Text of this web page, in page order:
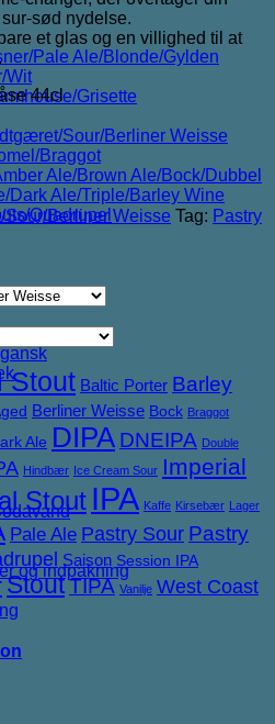
Pale Ale/Blonde/Gylden
Wit
Grisette
Sour/Berliner Weisse
Braggot
Ale/Brown Ale/Bock/Dubbel
Dark Ale/Triple/Barley Wine
Quadrupel
og indpakning
sød nydelse.
et glas og en villighed til at
44cl
Berliner Weisse Tag: Pastry
Stout Baltic Porter Barley
Berliner Weisse Bock Braggot
Ale DIPA DNEIPA Double
Hindbær Ice Cream Sour Imperial
Stout IPA Kaffe Kirsebær Lager
Pale Ale Pastry Sour Pastry
Saison Session IPA
StoutTIPA Vanilje West Coast